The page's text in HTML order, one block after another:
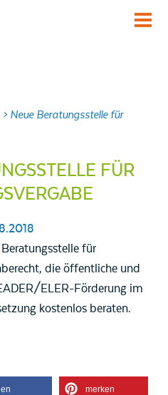
SEIN
> Neue Beratungsstelle für
FÜR
für
die öffentliche und
ELER-Förderung im
kostenlos beraten.
merken